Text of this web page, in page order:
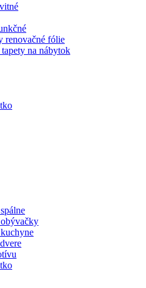
renovačné fólie
tapety na nábytok